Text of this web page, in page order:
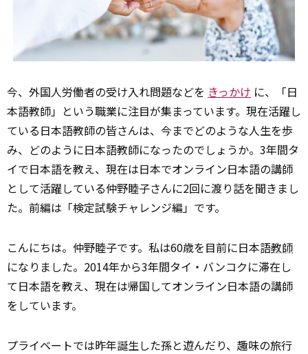
今、外国人労働者の受け入れ問題などを きっかけ に、「日
本語教師」という職業に注目が集まっています。現在活躍し
ている日本語教師の皆さんは、今までどのような人生を歩
み、どのように日本語教師になったのでしょうか。3年間タ
イで日本語を教え、現在は日本でオンライン日本語の講師
として活躍している仲野睦子さんに2回に渡り話を聞きまし
た。前編は「検定試験チャレンジ編」です。
こんにちは。仲野睦子です。私は60歳を目前に日本語教師
になりました。2014年から3年間タイ・バンコクに滞在し
て日本語を教え、現在は帰国してオンライン日本語の講師
をしています。
プライベートでは昨年誕生した孫と遊んだり、趣味の旅行